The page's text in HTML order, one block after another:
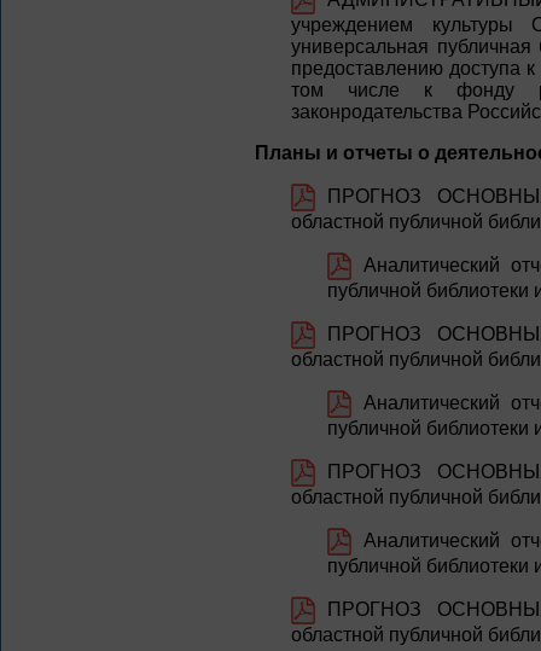
учреждением культуры
универсальная
предоставлению доступа
том числе к фонду
законродательства
Планы и отчеты о
ПРОГНОЗ ОСНОВНЫХ
областной публичной
Аналитический
публичной
ПРОГНОЗ ОСНОВНЫХ
областной публичной
Аналитический
публичной
ПРОГНОЗ ОСНОВНЫХ
областной публичной
Аналитический
публичной
ПРОГНОЗ ОСНОВНЫХ
областной публичной